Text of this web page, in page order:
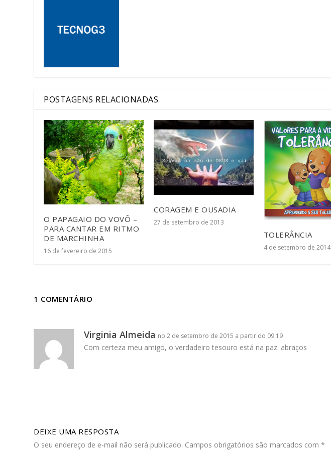
POSTAGENS RELACIONADAS
O PAPAGAIO DO VOVÔ –
PARA CANTAR EM RITMO
DE MARCHINHA
16 de fevereiro de 2015
CORAGEM E OUSADIA
27 de setembro de 2013
TOLERÂNCIA
4 de setembro de 2014
1 COMENTÁRIO
Virginia Almeida no 2 de setembro de 2015 a partir do 09:19
Com certeza meu amigo, o verdadeiro tesouro está na paz. abraços
DEIXE UMA RESPOSTA
O seu endereço de e-mail não será publicado. Campos obrigatórios são marcados com*